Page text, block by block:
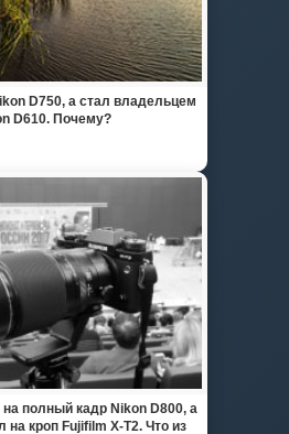
D750, а стал владельцем
D610. Почему?
полный кадр Nikon D800, а
на кроп Fujifilm X-T2. Что из